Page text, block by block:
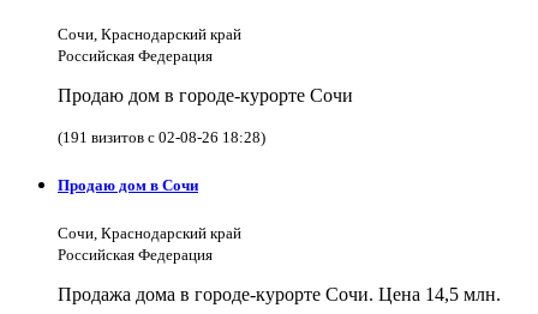
Сочи, Краснодарский край
Российская Федерация
Продаю дом в городе-курорте Сочи
(191 визитов с 02-08-26 18:28)
Продаю дом в Сочи
Сочи, Краснодарский край
Российская Федерация
Продажа дома в городе-курорте Сочи. Цена 14,5 млн.